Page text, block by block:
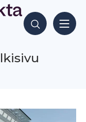
Hae sisältöjä